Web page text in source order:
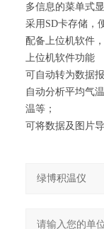
多信息的菜单式
采用SD卡存储，
配备上位机软件
上位机软件功能
可自动转为数据
自动分析平均气
温等；
可将数据及图片